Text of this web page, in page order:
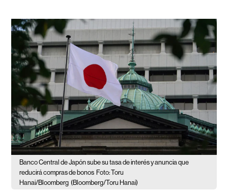
Banco Central de Japón sube su tasa de interés y anuncia que
reducirá compras de bonos Foto: Toru
Hanai/Bloomberg (Bloomberg/Toru Hanai)